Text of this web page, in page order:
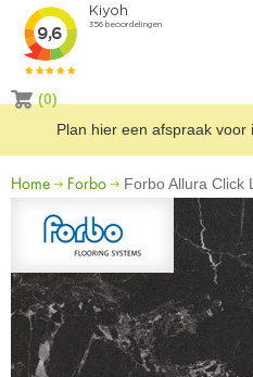
(0)
Plan hier een afspraak
Home Forbo Forbo Allura Click